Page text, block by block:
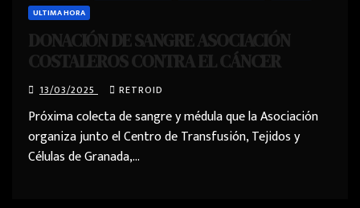
ULTIMA HORA
DONACIÓN DE SANGRE ASOCIACIÓN
COSTALEROS CONTRA EL CÁNCER
13/03/2025 RETROID
Próxima colecta de sangre y médula que la Asociación
organiza junto el Centro de Transfusión, Tejidos y
Células de Granada,…